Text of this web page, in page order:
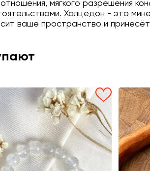
мягкого разрешения
Халцедон - это
ваше пространство и